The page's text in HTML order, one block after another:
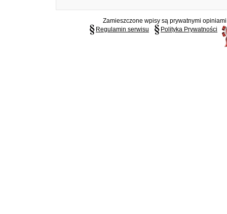
Zamieszczone wpisy są prywatnymi
Regulamin serwisu
Polityka Prywatności